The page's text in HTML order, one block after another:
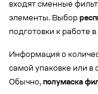
входят сменные
элементы. Выбор
подготовки к работе
Информация о
самой упаковке или в
Обычно, полумаска